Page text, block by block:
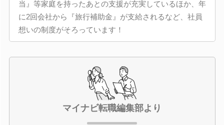
当』等家庭を持ったあとの支援が充実しているほか、年
に2回会社から『旅行補助金』が支給されるなど、社員
想いの制度がそろっています！
マイナビ転職編集部より